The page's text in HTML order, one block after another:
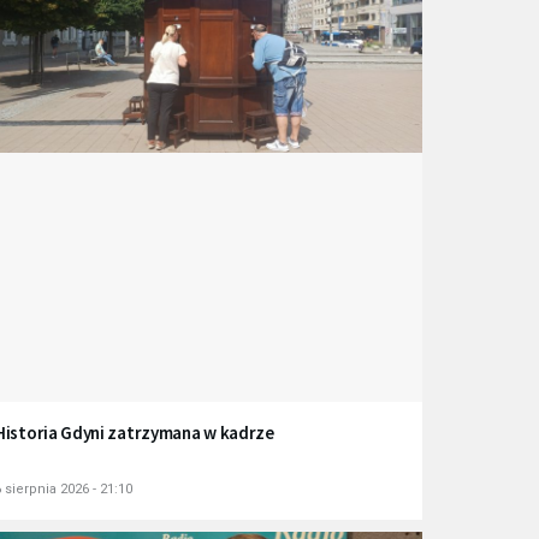
Gdyni zatrzymana w kadrze
sierpnia 2026 - 21:10